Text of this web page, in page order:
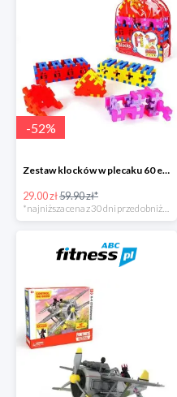
-52%
Zestaw klocków w plecaku 60 elementów -52%
29.00 zł59.90 zł*